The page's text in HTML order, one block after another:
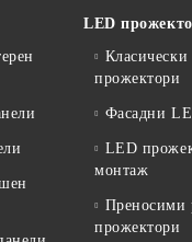
LED
прожектори
Фасадни
LED
монтаж
Преносими
прожектори